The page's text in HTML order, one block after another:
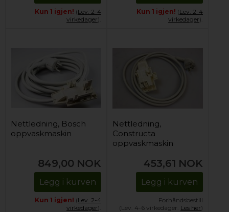
Kun 1 igjen! (Lev. 2-4
virkedager).
Kun 1 igjen! (Lev. 2-4
virkedager).
Nettledning, Bosch
oppvaskmaskin
849,00 NOK
Legg i kurven
Kun 1 igjen! (Lev. 2-4
virkedager).
Nettledning,
Constructa
oppvaskmaskin
453,61 NOK
Legg i kurven
Forhåndsbestill
(Lev. 4-6 virkedager. Les her)